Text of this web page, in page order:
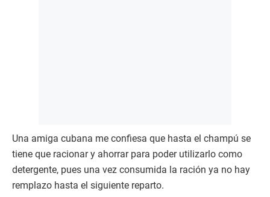
Una amiga cubana me confiesa que hasta el champú se
tiene que racionar y ahorrar para poder utilizarlo como
detergente, pues una vez consumida la ración ya no hay
remplazo hasta el siguiente reparto.